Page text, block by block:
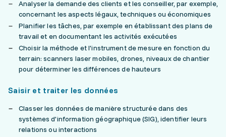
Analyser la demande des clients et les conseiller, par exemple,
concernant les aspects légaux, techniques ou économiques
Planifier les tâches, par exemple en établissant des plans de
travail et en documentant les activités exécutées
Choisir la méthode et l'instrument de mesure en fonction du
terrain: scanners laser mobiles, drones, niveaux de chantier
pour déterminer les différences de hauteurs
Saisir et traiter les données
Classer les données de manière structurée dans des
systèmes d'information géographique (SIG), identifier leurs
relations ou interactions